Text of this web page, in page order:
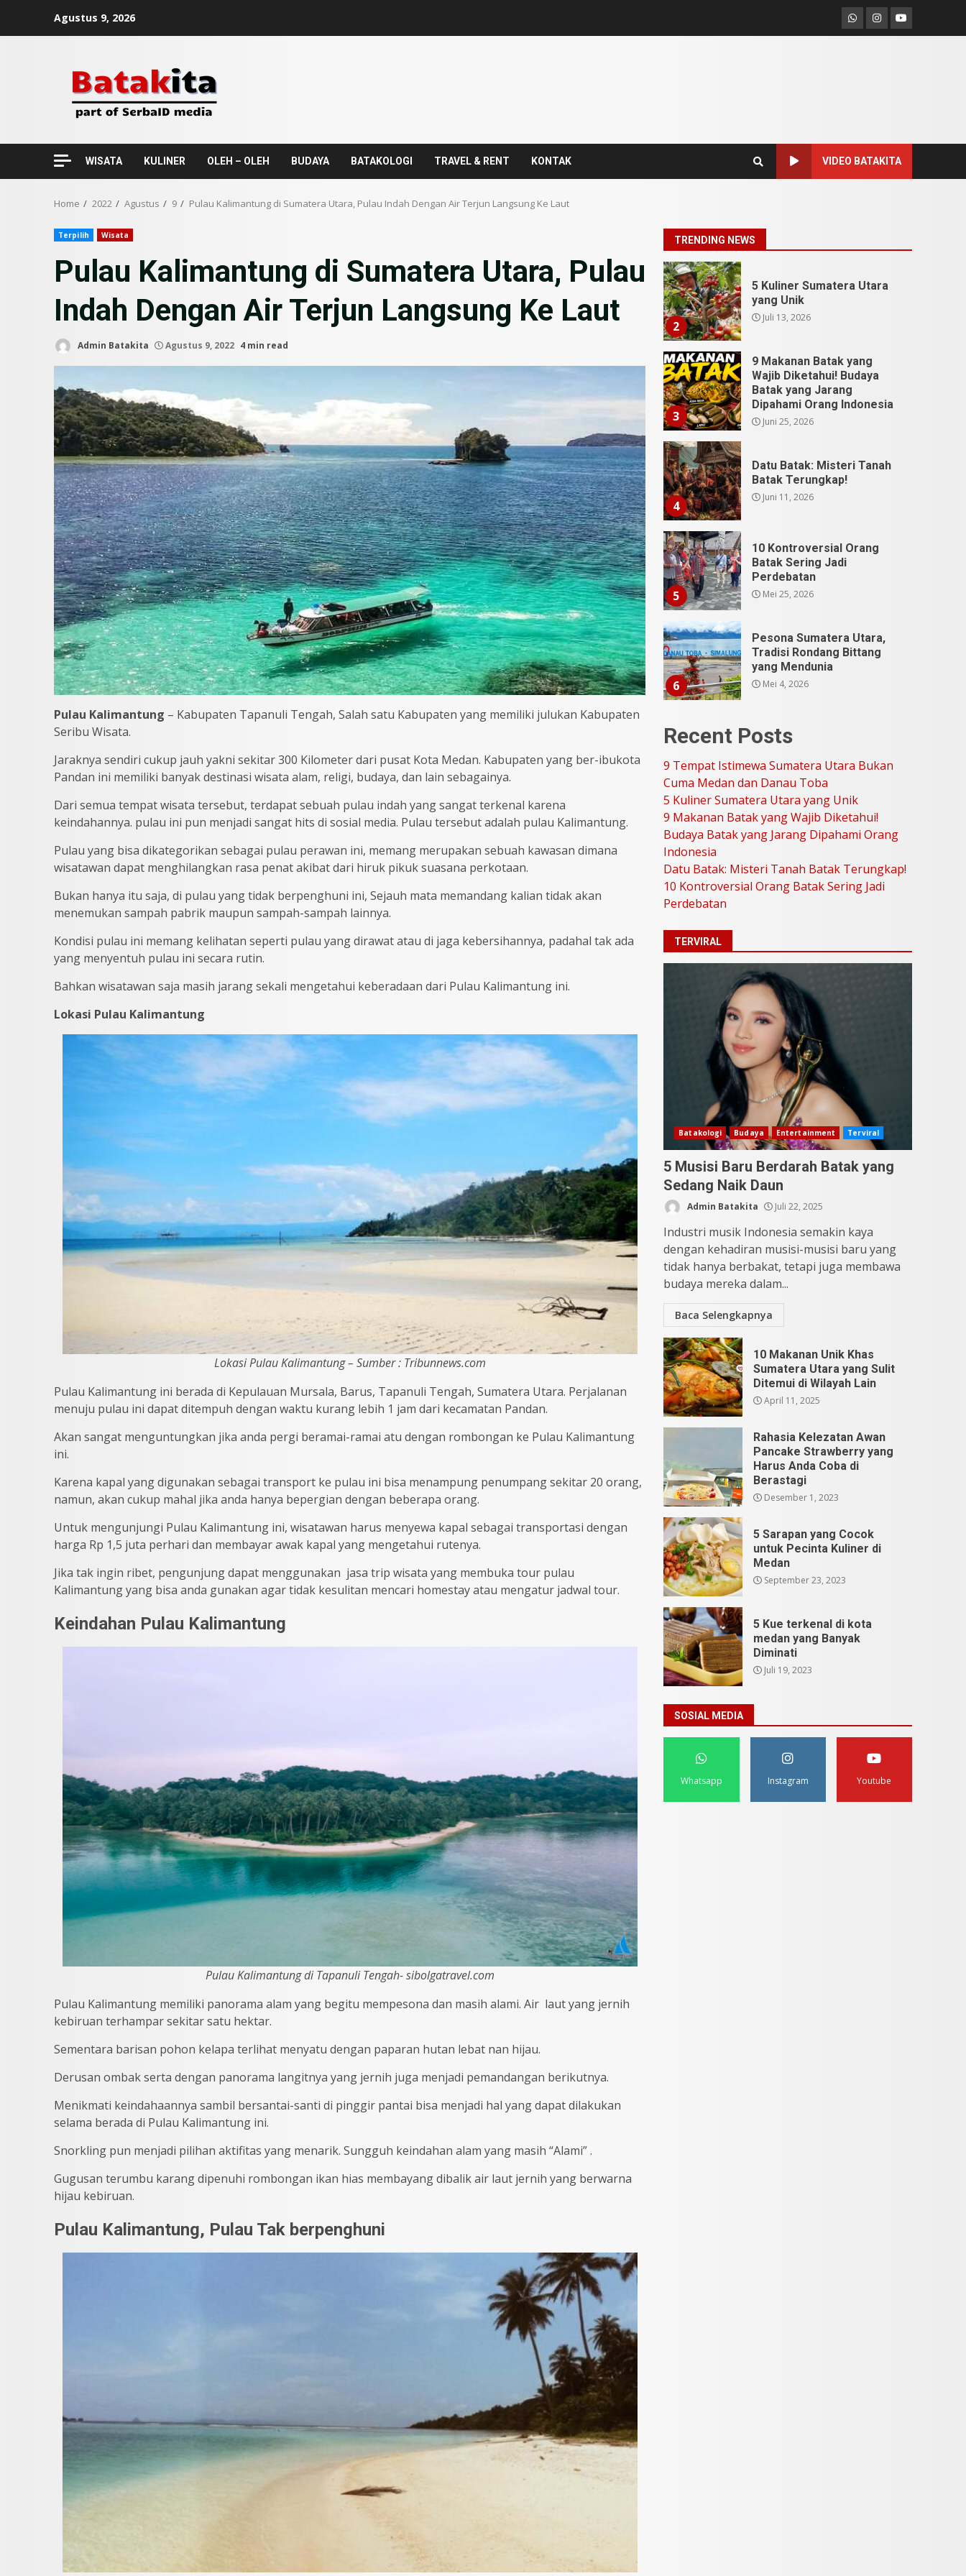
Agustus 9, 2026 Whatsapp
Instagram
Youtube
WISATA KULINER OLEH – OLEH BUDAYA BATAKOLOGI TRAVEL & RENT KONTAK VIDEO BATAKITA
Home 2022 Agustus 9 Pulau Kalimantung di Sumatera Utara, Pulau Indah Dengan Air Terjun Langsung Ke Laut
Terpilih Wisata
Pulau Kalimantung di Sumatera Utara, Pulau
Indah Dengan Air Terjun Langsung Ke Laut
Admin Batakita Agustus 9, 2022 4 min read
Pulau Kalimantung – Kabupaten Tapanuli Tengah, Salah satu Kabupaten yang memiliki julukan Kabupaten
Seribu Wisata.
Jaraknya sendiri cukup jauh yakni sekitar 300 Kilometer dari pusat Kota Medan. Kabupaten yang ber-ibukota
Pandan ini memiliki banyak destinasi wisata alam, religi, budaya, dan lain sebagainya.
Dari semua tempat wisata tersebut, terdapat sebuah pulau indah yang sangat terkenal karena
keindahannya. pulau ini pun menjadi sangat hits di sosial media. Pulau tersebut adalah pulau Kalimantung.
Pulau yang bisa dikategorikan sebagai pulau perawan ini, memang merupakan sebuah kawasan dimana
wisatawan dapat menghilangkan rasa penat akibat dari hiruk pikuk suasana perkotaan.
Bukan hanya itu saja, di pulau yang tidak berpenghuni ini, Sejauh mata memandang kalian tidak akan
menemukan sampah pabrik maupun sampah-sampah lainnya.
Kondisi pulau ini memang kelihatan seperti pulau yang dirawat atau di jaga kebersihannya, padahal tak ada
yang menyentuh pulau ini secara rutin.
Bahkan wisatawan saja masih jarang sekali mengetahui keberadaan dari Pulau Kalimantung ini.
Lokasi Pulau Kalimantung
Lokasi Pulau Kalimantung – Sumber : Tribunnews.com
Pulau Kalimantung ini berada di Kepulauan Mursala, Barus, Tapanuli Tengah, Sumatera Utara. Perjalanan
menuju pulau ini dapat ditempuh dengan waktu kurang lebih 1 jam dari kecamatan Pandan.
Akan sangat menguntungkan jika anda pergi beramai-ramai atu dengan rombongan ke Pulau Kalimantung
ini.
Karena kapal yang digunakan sebagai transport ke pulau ini bisa menampung penumpang sekitar 20 orang,
namun, akan cukup mahal jika anda hanya bepergian dengan beberapa orang.
Untuk mengunjungi Pulau Kalimantung ini, wisatawan harus menyewa kapal sebagai transportasi dengan
harga Rp 1,5 juta perhari dan membayar awak kapal yang mengetahui rutenya.
Jika tak ingin ribet, pengunjung dapat menggunakan jasa trip wisata yang membuka tour pulau
Kalimantung yang bisa anda gunakan agar tidak kesulitan mencari homestay atau mengatur jadwal tour.
Keindahan Pulau Kalimantung
Pulau Kalimantung di Tapanuli Tengah- sibolgatravel.com
Pulau Kalimantung memiliki panorama alam yang begitu mempesona dan masih alami. Air laut yang jernih
kebiruan terhampar sekitar satu hektar.
Sementara barisan pohon kelapa terlihat menyatu dengan paparan hutan lebat nan hijau.
Derusan ombak serta dengan panorama langitnya yang jernih juga menjadi pemandangan berikutnya.
Menikmati keindahaannya sambil bersantai-santi di pinggir pantai bisa menjadi hal yang dapat dilakukan
selama berada di Pulau Kalimantung ini.
Snorkling pun menjadi pilihan aktifitas yang menarik. Sungguh keindahan alam yang masih “Alami” .
Gugusan terumbu karang dipenuhi rombongan ikan hias membayang dibalik air laut jernih yang berwarna
hijau kebiruan.
Pulau Kalimantung, Pulau Tak berpenghuni
TRENDING NEWS
SUCI Season 11: Finalis
KompasTV
1
2
Juli 13, 2026
3
Wajib Diketahui! Budaya
Batak yang Jarang
Dipahami Orang Indonesia
4
Datu Batak: Misteri Tanah
Batak Terungkap!
Juni 11, 2026
5
10 Kontroversial Orang
Batak Sering Jadi
Perdebatan
Mei 25, 2026
6
Pesona Sumatera Utara,
Tradisi Rondang Bittang
yang Mendunia
Mei 4, 2026
7
SUCI Season 11: Finalis
Stand Up Comedy
KompasTV
April 23, 2026
Sumatera Utara Bukan
Toba
Juli 31, 2026
2
5 Kuliner Sumatera Utara
yang Unik
3 Juni 25, 2026
Datu Batak: Misteri Tanah
Batak Terungkap!
Juni 11, 2026
5
10 Kontroversial Orang
Batak Sering Jadi
Perdebatan
Mei 25, 2026
Recent Posts
9 Tempat Istimewa Sumatera Utara Bukan
Cuma Medan dan Danau Toba
5 Kuliner Sumatera Utara yang Unik
9 Makanan Batak yang Wajib Diketahui!
Budaya Batak yang Jarang Dipahami Orang
Indonesia
Datu Batak: Misteri Tanah Batak Terungkap!
10 Kontroversial Orang Batak Sering Jadi
Perdebatan
TERVIRAL
Batakologi Budaya Entertainment Terviral
5 Musisi Baru Berdarah Batak yang
Sedang Naik Daun
Admin Batakita Juli 22, 2025
Industri musik Indonesia semakin kaya
dengan kehadiran musisi-musisi baru yang
tidak hanya berbakat, tetapi juga membawa
budaya mereka dalam...
Baca Selengkapnya
10 Makanan Unik Khas
Sumatera Utara yang Sulit
Ditemui di Wilayah Lain
April 11, 2025
Rahasia Kelezatan Awan
Pancake Strawberry yang
Harus Anda Coba di
Berastagi
Desember 1, 2023
5 Sarapan yang Cocok
untuk Pecinta Kuliner di
Medan
September 23, 2023
5 Kue terkenal di kota
medan yang Banyak
Diminati
Juli 19, 2023
SOSIAL MEDIA
Whatsapp Instagram Youtube